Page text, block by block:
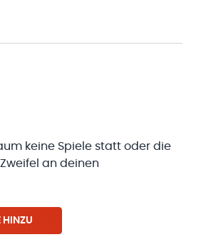
keine Spiele statt oder die
an deinen
HINZU